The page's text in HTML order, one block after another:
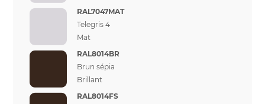
RAL7047MAT
Telegris 4
Mat
RAL8014BR
Brun sépia
Brillant
RAL8014FS